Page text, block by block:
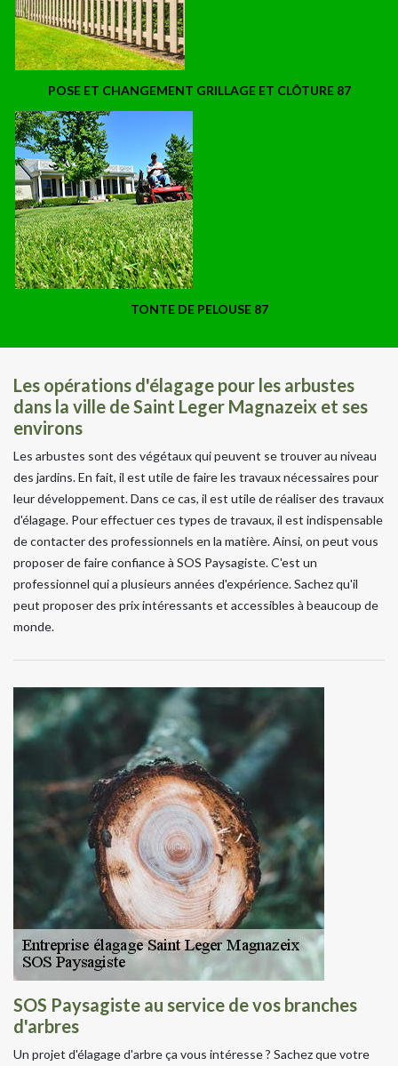
POSE ET CHANGEMENT GRILLAGE ET CLÔTURE 87
TONTE DE PELOUSE 87
Les opérations d'élagage pour les arbustes
dans la ville de Saint Leger Magnazeix et ses
environs
Les arbustes sont des végétaux qui peuvent se trouver au niveau
des jardins. En fait, il est utile de faire les travaux nécessaires pour
leur développement. Dans ce cas, il est utile de réaliser des travaux
d'élagage. Pour effectuer ces types de travaux, il est indispensable
de contacter des professionnels en la matière. Ainsi, on peut vous
proposer de faire confiance à SOS Paysagiste. C'est un
professionnel qui a plusieurs années d'expérience. Sachez qu'il
peut proposer des prix intéressants et accessibles à beaucoup de
monde.
SOS Paysagiste au service de vos branches
d'arbres
Un projet d'élagage d'arbre ça vous intéresse ? Sachez que votre